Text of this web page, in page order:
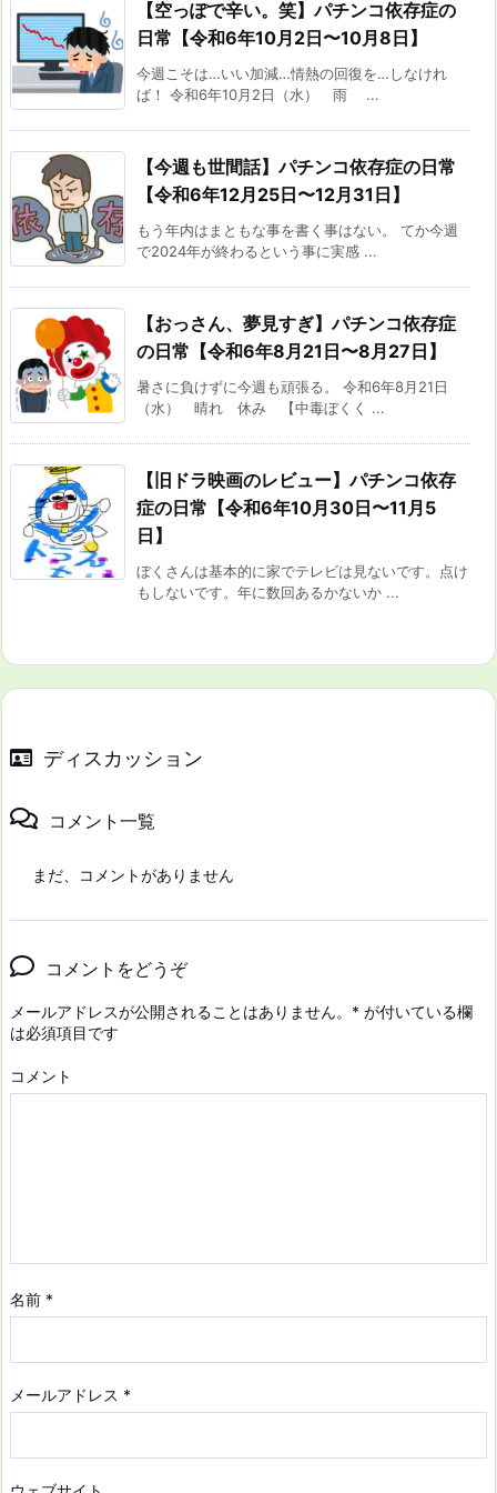
【空っぽで辛い。笑】パチンコ依存症の
日常【令和6年10月2日〜10月8日】
今週こそは…いい加減…情熱の回復を…しなけれ
ば！ 令和6年10月2日（水） 雨 ...
【今週も世間話】パチンコ依存症の日常
【令和6年12月25日〜12月31日】
もう年内はまともな事を書く事はない。 てか今週
で2024年が終わるという事に実感 ...
【おっさん、夢見すぎ】パチンコ依存症
の日常【令和6年8月21日〜8月27日】
暑さに負けずに今週も頑張る。 令和6年8月21日
（水） 晴れ 休み 【中毒ぼくく ...
【旧ドラ映画のレビュー】パチンコ依存
症の日常【令和6年10月30日〜11月5
日】
ぼくさんは基本的に家でテレビは見ないです。点け
もしないです。年に数回あるかないか ...
ディスカッション
コメント一覧
まだ、コメントがありません
コメントをどうぞ
メールアドレスが公開されることはありません。 * が付いている欄
は必須項目です
コメント
名前 *
メールアドレス *